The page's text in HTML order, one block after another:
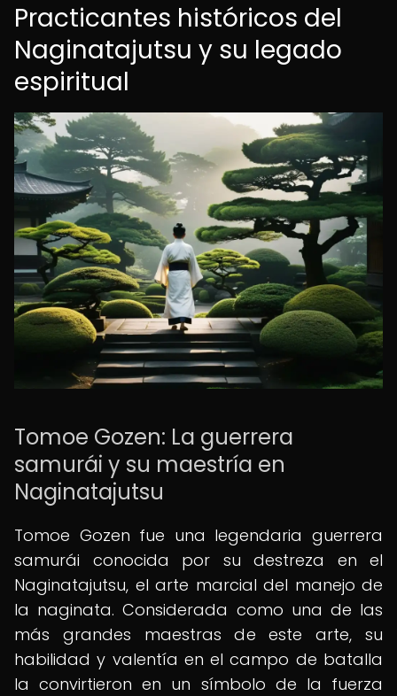
Practicantes históricos del
Naginatajutsu y su legado
espiritual
Tomoe Gozen: La guerrera
samurái y su maestría en
Naginatajutsu
Tomoe Gozen fue una legendaria guerrera
samurái conocida por su destreza en el
Naginatajutsu, el arte marcial del manejo de
la naginata. Considerada como una de las
más grandes maestras de este arte, su
habilidad y valentía en el campo de batalla
la convirtieron en un símbolo de la fuerza